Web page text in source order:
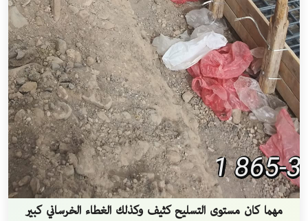
مهما كان مستوى التسليح كثيف وكذلك الغطاء الخرساني كبير